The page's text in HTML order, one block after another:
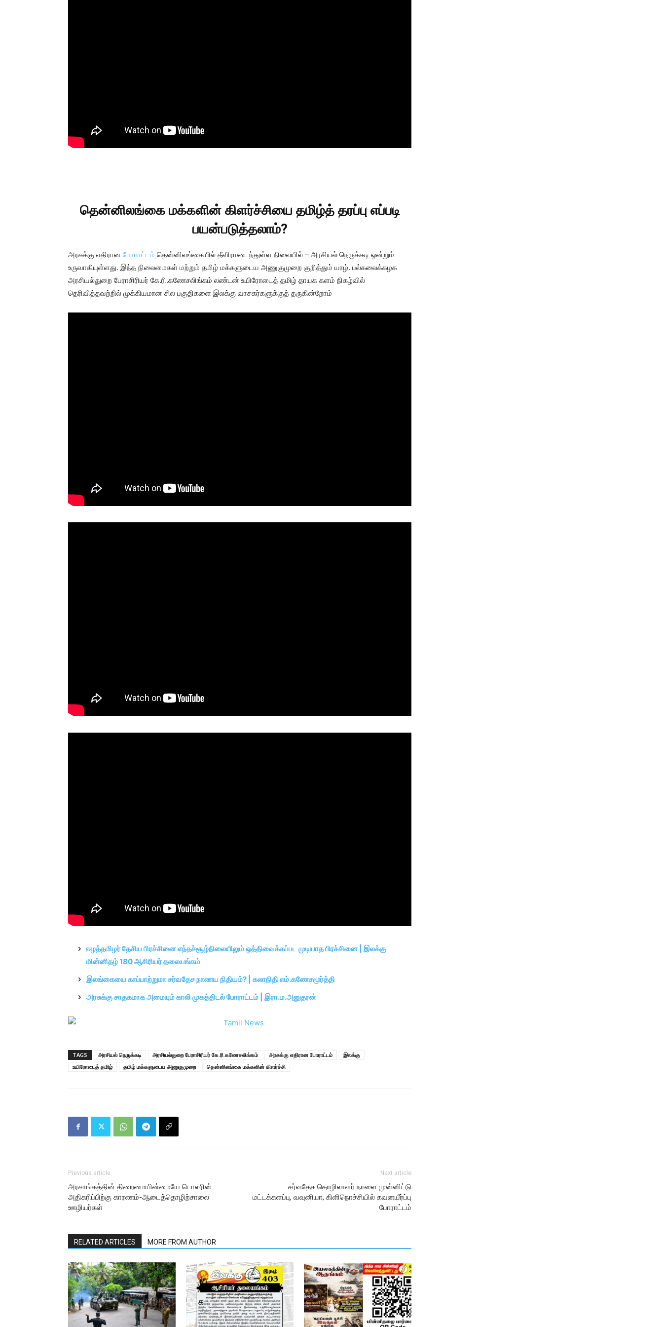
தென்னிலங்கை மக்களின் கிளர்ச்சியை தமிழ்த் தரப்பு எப்படி
பயன்படுத்தலாம்?
அரசுக்கு எதிரான போராட்டம் தென்னிலங்கையில் தீவிரமடைந்துள்ள நிலையில் – அரசியல் நெருக்கடி ஒன்றும்
உருவாகியுள்ளது. இந்த நிலைமைகள் மற்றும் தமிழ் மக்களுடைய அணுகுமுறை குறித்தும் யாழ். பல்கலைக்கழக
அரசியல்துறை பேராசிரியர் கே.ரி.கணேசலிங்கம் லண்டன் உயிரோடைத் தமிழ் தாயக களம் நிகழ்வில்
தெரிவித்தவற்றில் முக்கியமான சில பகுதிகளை இலக்கு வாசகர்களுக்குத் தருகின்றோம்
ஈழத்தமிழர் தேசிய பிரச்சினை எந்தச்சூழ்நிலையிலும் ஒத்திவைக்கப்பட முடியாத பிரச்சினை | இலக்கு
மின்னிதழ் 180 ஆசிரியர் தலையங்கம்
இலங்கையை காப்பாற்றுமா சர்வதேச நாணய நிதியம்? | கலாநிதி எம்.கணேசமூர்த்தி
அரசுக்கு சாதகமாக அமையும் காலி முகத்திடல் போராட்டம் | இரா.ம.அனுதரன்
TAGS அரசியல் நெருக்கடி அரசியல்துறை பேராசிரியர் கே.ரி.கணேசலிங்கம் அரசுக்கு எதிரான போராட்டம்
இலக்கு
உயிரோடைத் தமிழ்
தமிழ் மக்களுடைய அணுகுமுறை தென்னிலங்கை மக்களின் கிளர்ச்சி
Previous article
அரசாங்கத்தின் திறைமையின்மையே டொலரின்
அதிகரிப்பிற்கு காரணம்-ஆடைத்தொழிற்சாலை
ஊழியர்கள்
Next article
சர்வதேச தொழிலாளர் நாளை முன்னிட்டு
மட்டக்களப்பு, வவுனியா, கிளிநொச்சியில் கவனயீர்ப்பு
போராட்டம்
RELATED ARTICLES MORE FROM AUTHOR